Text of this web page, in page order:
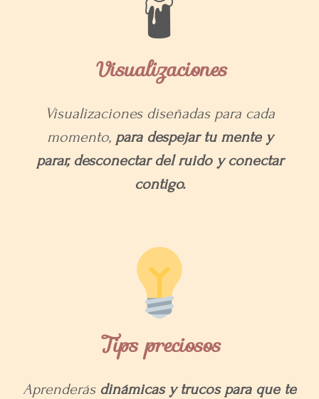
Visualizaciones
Visualizaciones diseñadas para cada
momento, para despejar tu mente y
parar, desconectar del ruido y conectar
contigo.
Tips preciosos
Aprenderás dinámicas y trucos para que te